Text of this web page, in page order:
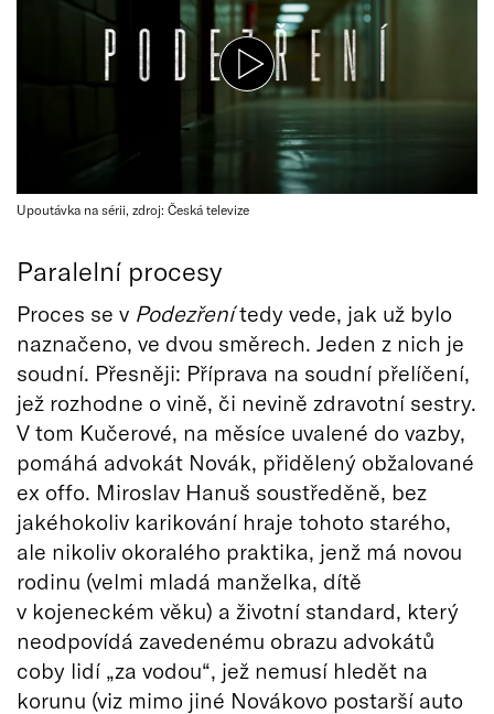
Upoutávka na sérii, zdroj: Česká televize
Paralelní procesy
Proces se v Podezřenítedy vede, jak už bylo
naznačeno, ve dvou směrech. Jeden z nich je
soudní. Přesněji: Příprava na soudní přelíčení,
jež rozhodne o vině, či nevině zdravotní sestry.
V tom Kučerové, na měsíce uvalené do vazby,
pomáhá advokát Novák, přidělený obžalované
ex offo. Miroslav Hanuš soustředěně, bez
jakéhokoliv karikování hraje tohoto starého,
ale nikoliv okoralého praktika, jenž má novou
rodinu (velmi mladá manželka, dítě
v kojeneckém věku) a životní standard, který
neodpovídá zavedenému obrazu advokátů
coby lidí „za vodou“, jež nemusí hledět na
korunu (viz mimo jiné Novákovo postarší auto